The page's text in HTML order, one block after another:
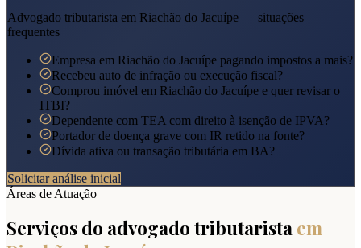
Advogado tributarista em Riachão do Jacuípe — situações
frequentes
Empresa em Riachão do Jacuípe pagando impostos a mais?
Recebeu auto de infração ou execução fiscal?
Comprou imóvel em Riachão do Jacuípe e quer revisar o
ITBI?
Dependente com TEA com direito à isenção de IPVA?
Portador de doença grave com IR retido na fonte?
Dívida ativa ou transação tributária em BA?
Solicitar análise inicial
Áreas de Atuação
Serviços do advogado tributarista em